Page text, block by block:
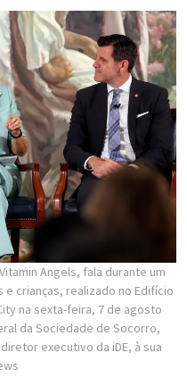
Angels, fala durante um
crianças, realizado no Edifício
na sexta-feira, 7 de agosto
da Sociedade de Socorro,
executivo da iDE, à sua